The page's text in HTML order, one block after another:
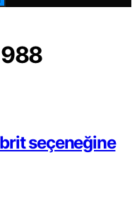
seçeneğine